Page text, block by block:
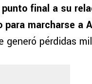
final a su
marcharse a
generó pérdidas